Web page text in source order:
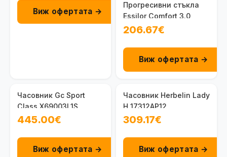
Виж офертата →
Прогресивни стъкла
Essilor Comfort 3.0
206.67€
Виж офертата →
Часовник Gc Sport
Class X69003L1S
445.00€
Виж офертата →
Часовник Herbelin Lady
H 17312AP12
309.17€
Виж офертата →